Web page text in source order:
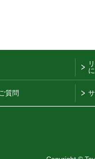
質問